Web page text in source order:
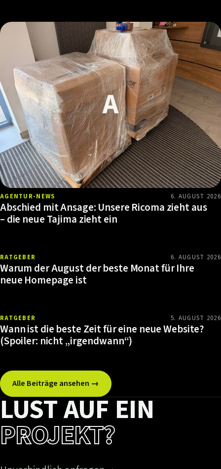
AGENTUR-NEWS 6. AUGUST 2026
Abschied mit Ansage: Unsere Ricoma zieht aus
– die neue Tajima zieht ein
RATGEBER 6. AUGUST 2026
Warum der August der beste Monat für Ihre
neue Homepage ist
RATGEBER 5. AUGUST 2026
Wann ist die beste Zeit für eine neue Website?
(Spoiler: nicht „irgendwann“)
Alle Beiträge ansehen →
LUST AUF EIN
PROJEKT?